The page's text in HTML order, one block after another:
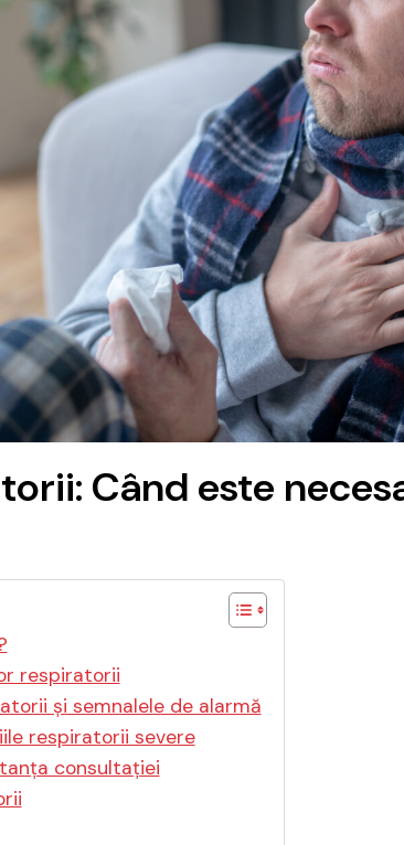
Când este
respiratorii
și semnalele de alarmă
respiratorii severe
consultației